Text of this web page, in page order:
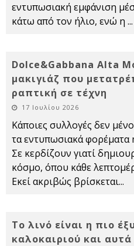
εντυπωσιακή εμφάνιση
κάτω από τον ήλιο, ενώ η ...
Dolce&Gabbana Alta
μακιγιάζ που
ραπτική σε τέχνη
17 Ιουλίου 2026
Κάποιες συλλογές δεν
τα εντυπωσιακά φορέματα
Σε κερδίζουν γιατί
κόσμο, όπου κάθε
Εκεί ακριβώς βρίσκεται...
Το λινό είναι η πιο
καλοκαιριού και